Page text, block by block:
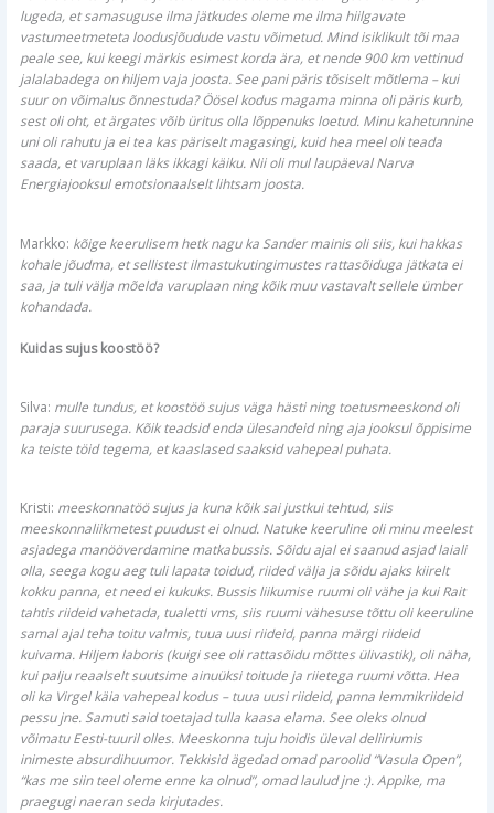
lugeda, et samasuguse ilma jätkudes oleme me ilma hiilgavate
vastumeetmeteta loodusjõudude vastu võimetud. Mind isiklikult tõi maa
peale see, kui keegi märkis esimest korda ära, et nende 900 km vettinud
jalalabadega on hiljem vaja joosta. See pani päris tõsiselt mõtlema – kui
suur on võimalus õnnestuda? Öösel kodus magama minna oli päris kurb,
sest oli oht, et ärgates võib üritus olla lõppenuks loetud. Minu kahetunnine
uni oli rahutu ja ei tea kas päriselt magasingi, kuid hea meel oli teada
saada, et varuplaan läks ikkagi käiku. Nii oli mul laupäeval Narva
Energiajooksul emotsionaalselt lihtsam joosta.
Markko: kõige keerulisem hetk nagu ka Sander mainis oli siis, kui hakkas
kohale jõudma, et sellistest ilmastukutingimustes rattasõiduga jätkata ei
saa, ja tuli välja mõelda varuplaan ning kõik muu vastavalt sellele ümber
kohandada.
Kuidas sujus koostöö?
Silva: mulle tundus, et koostöö sujus väga hästi ning toetusmeeskond oli
paraja suurusega. Kõik teadsid enda ülesandeid ning aja jooksul õppisime
ka teiste töid tegema, et kaaslased saaksid vahepeal puhata.
Kristi: meeskonnatöö sujus ja kuna kõik sai justkui tehtud, siis
meeskonnaliikmetest puudust ei olnud. Natuke keeruline oli minu meelest
asjadega manööverdamine matkabussis. Sõidu ajal ei saanud asjad laiali
olla, seega kogu aeg tuli lapata toidud, riided välja ja sõidu ajaks kiirelt
kokku panna, et need ei kukuks. Bussis liikumise ruumi oli vähe ja kui Rait
tahtis riideid vahetada, tualetti vms, siis ruumi vähesuse tõttu oli keeruline
samal ajal teha toitu valmis, tuua uusi riideid, panna märgi riideid
kuivama. Hiljem laboris (kuigi see oli rattasõidu mõttes ülivastik), oli näha,
kui palju reaalselt suutsime ainuüksi toitude ja riietega ruumi võtta. Hea
oli ka Virgel käia vahepeal kodus – tuua uusi riideid, panna lemmikriideid
pessu jne. Samuti said toetajad tulla kaasa elama. See oleks olnud
võimatu Eesti-tuuril olles. Meeskonna tuju hoidis üleval deliiriumis
inimeste absurdihuumor. Tekkisid ägedad omad paroolid “Vasula Open”,
“kas me siin teel oleme enne ka olnud”, omad laulud jne :). Appike, ma
praegugi naeran seda kirjutades.